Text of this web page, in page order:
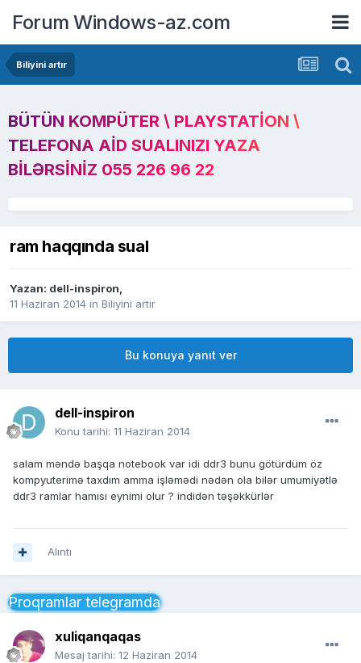
Forum Windows-az.com
Biliyini artır
BÜTÜN KOMPÜTER \ PLAYSTATION \
TELEFONA AID SUALINIZI YAZA
BILƏRSINIZ 055 226 96 22
ram haqqında sual
Yazan: dell-inspiron,
11 Haziran 2014 in Biliyini artır
Bu konuya yanıt ver
dell-inspiron
Konu tarihi: 11 Haziran 2014
salam məndə başqa notebook var idi ddr3 bunu götürdüm öz
kompyuterimə taxdım amma işləmədi nədən ola bilər umumiyətlə
ddr3 ramlar hamısı eynimi olur ? indidən təşəkkürlər
Alıntı
Proqramlar telegramda
xuliqanqaqas
Mesaj tarihi: 12 Haziran 2014